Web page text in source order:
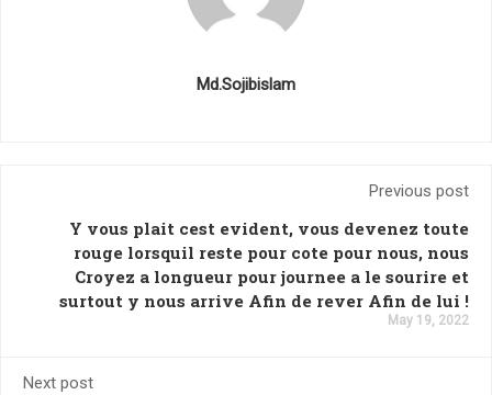
Md.Sojibislam
Previous post
Y vous plait cest evident, vous devenez toute
rouge lorsquil reste pour cote pour nous, nous
Croyez a longueur pour journee a le sourire et
surtout y nous arrive Afin de rever Afin de lui !
May 19, 2022
Next post